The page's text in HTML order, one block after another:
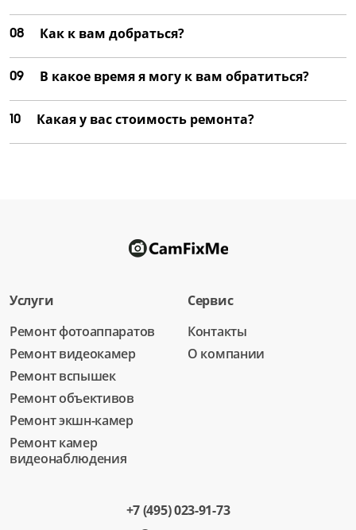
08 Как к вам добраться?
09 В какое время я могу к вам обратиться?
10 Какая у вас стоимость ремонта?
Услуги
Ремонт фотоаппаратов
Ремонт видеокамер
Ремонт вспышек
Ремонт объективов
Ремонт экшн-камер
Ремонт камер
видеонаблюдения
Сервис
Контакты
О компании
+7 (495) 023-91-73